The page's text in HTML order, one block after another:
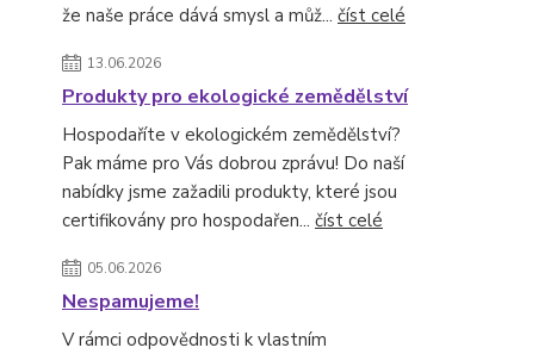
že naše práce dává smysl a můž... číst celé
13.06.2026
Produkty pro ekologické zemědělství
Hospodaříte v ekologickém zemědělství?
Pak máme pro Vás dobrou zprávu! Do naší
nabídky jsme zažadili produkty, které jsou
certifikovány pro hospodařen... číst celé
05.06.2026
Nespamujeme!
V rámci odpovědnosti k vlastním